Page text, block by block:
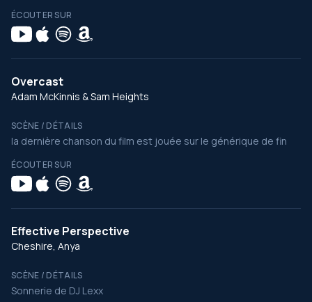
ÉCOUTER SUR
Overcast
Adam McKinnis & Sam Heights
SCÈNE / DÉTAILS
la dernière chanson du film est jouée sur le générique de fin
ÉCOUTER SUR
Effective Perspective
Cheshire, Anya
SCÈNE / DÉTAILS
Sonnerie de DJ Lexx